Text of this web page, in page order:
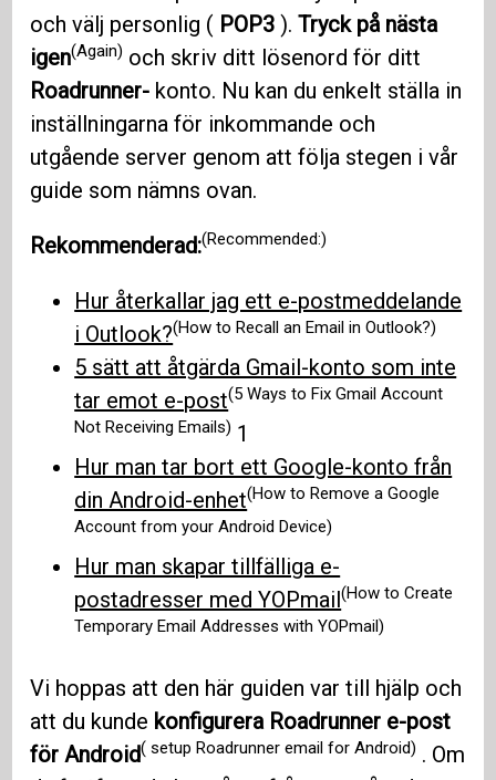
och välj personlig ( POP3 ).Tryck på nästa
igen(Again) och skriv ditt lösenord för ditt
Roadrunner- konto. Nu kan du enkelt ställa in
inställningarna för inkommande och
utgående server genom att följa stegen i vår
guide som nämns ovan.
Rekommenderad:(Recommended:)
Hur återkallar jag ett e-postmeddelande
i Outlook?(How to Recall an Email in Outlook?)
5 sätt att åtgärda Gmail-konto som inte
tar emot e-post(5 Ways to Fix Gmail Account
Not Receiving Emails) 1
Hur man tar bort ett Google-konto från
din Android-enhet(How to Remove a Google
Account from your Android Device)
Hur man skapar tillfälliga e-
postadresser med YOPmail(How to Create
Temporary Email Addresses with YOPmail)
Vi hoppas att den här guiden var till hjälp och
att du kunde konfigurera Roadrunner e-post
för Android( setup Roadrunner email for Android) . Om